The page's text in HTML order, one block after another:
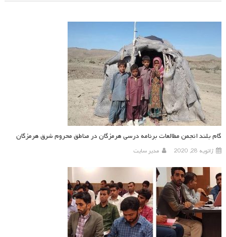
گام بلند انجمن مطالعات برنامه درسی هرمزگان در مناطق محروم شرق هرمزگان
ژانویه 28, 2020 مدیر سایت